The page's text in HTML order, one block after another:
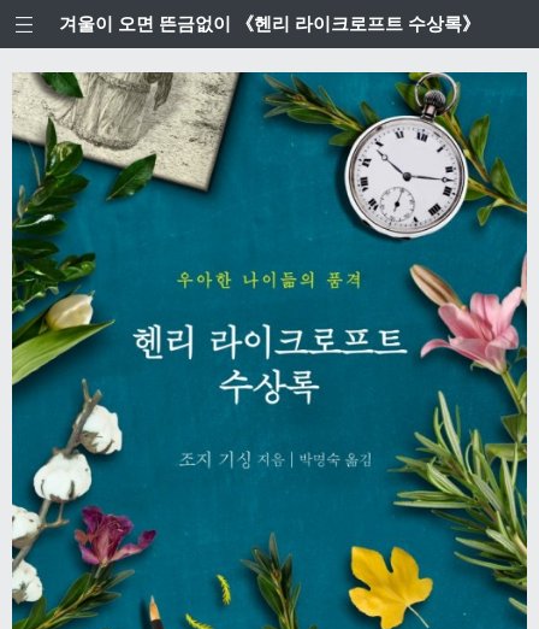
겨울이 오면 뜬금없이 《헨리 라이크로프트 수상록》